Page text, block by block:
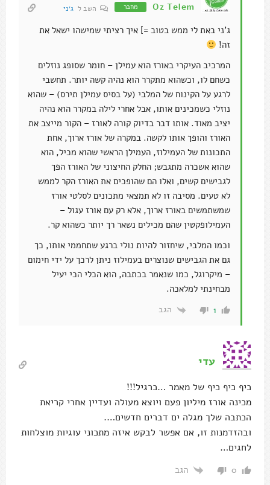
Oz Telem מחבר השב ל ג׳ני
ג'ני באת לי ממש בטוב =] איך רציתי שמישהו ישאל את
זה!
המרכיב העיקרי באורז הוא עמילן – חומר שסופג נוזלים
כשחם לו, וכשהוא מתקרר הוא נהיה קשה יותר. תחשבי
לרגע על הקינוח של המלבי (על בסיס עמילן תירס) – שהוא
נוזלי כשמכינים אותו, אבל אחרי לילה במקרר הוא נהיה
יציב מאוד. אותו דבר בדיוק קורה לאורז – הקור מייצב את
האורז והופך אותו לקשה. במקרה של אורז ארוך, אחת
התכונות של העמילוז, העמילן הראשי שהוא מכיל, הוא
שהוא אשכרה מתגבש; החלק החיצוני של האורז הפך
לגבישים קשים, ואלו הם שהופכים את האורז הקר לממש
לא טעים. מסיבה זו לא תמצאי מתכונים לסלטי אורז
שמשתמשים באורז ארוך, אלא רק עם אורז עגול –
העמילופקטין שהם מכילים נשאר רך יותר כשהוא קר.
וכמו המלבי, שיחזור להיות נולי ברגע שתחממי אותו, כך
גם את הגבישים שנוצרים בעמילוז ניתן לרכך על ידי חימום
– מיקרוגל, כמו שנאמר בכתבה, הוא הכלי הכי יעיל
מבחינתי למלאכה.
1 הגב
עדי
כיף כיף כיף של מאמר …כרגיל!!!
מכינה אורז מיליון פעם ויוצא מעולה ועדיין אחרי קריאת
הכתבה שלך מגלה ים דברים חדשים….
ובהזדמנות זו, אם אפשר לבקש איזה מתכוני עוגיות מוצלחות
לחגים…
0 הגב